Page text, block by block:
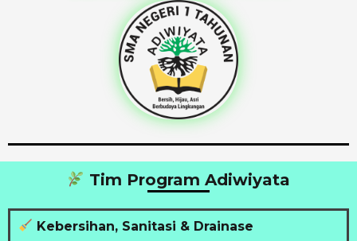
Tim Program Adiwiyata
Kebersihan, Sanitasi & Drainase